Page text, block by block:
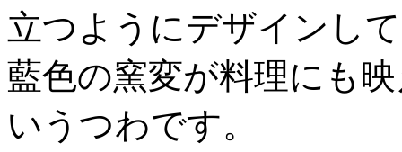
立つようにデザインし
藍色の窯変が料理にも
いうつわです。